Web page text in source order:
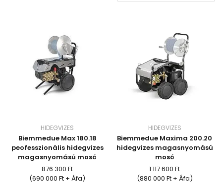
HIDEGVIZES
Biemmedue Max 180.18
peofesszionális hidegvizes
magasnyomású mosó
876 300 Ft
(690 000 Ft + Áfa)
HIDEGVIZES
Biemmedue Maxima 200.20
hidegvizes magasnyomású
mosó
1 117 600 Ft
(880 000 Ft + Áfa)